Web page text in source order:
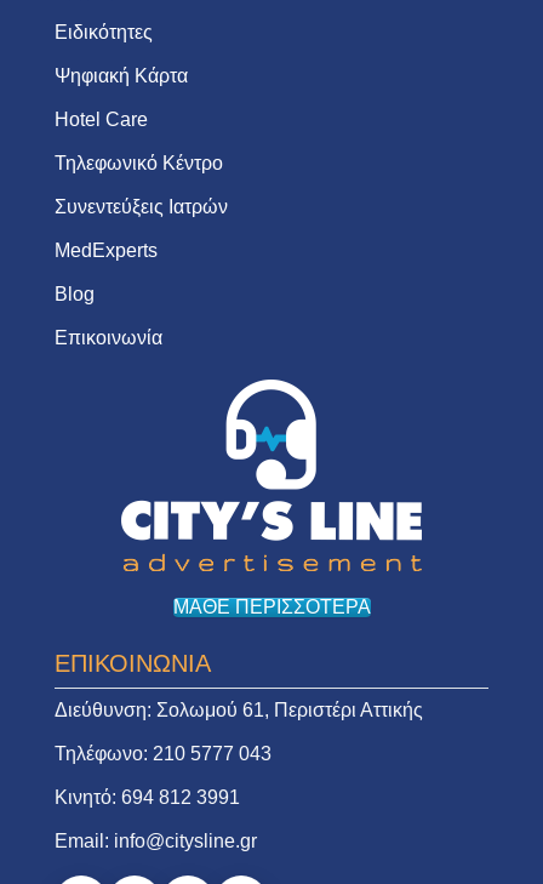
Ειδικότητες
Ψηφιακή Κάρτα
Hotel Care
Τηλεφωνικό Κέντρο
Συνεντεύξεις Ιατρών
MedExperts
Blog
Επικοινωνία
ΜΑΘΕ ΠΕΡΙΣΣΟΤΕΡΑ
ΕΠΙΚΟΙΝΩΝΙΑ
Διεύθυνση: Σολωμού 61, Περιστέρι Αττικής
Τηλέφωνο: 210 5777 043
Κινητό: 694 812 3991
Email: info@citysline.gr